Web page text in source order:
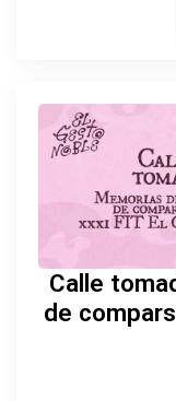
Calle
de